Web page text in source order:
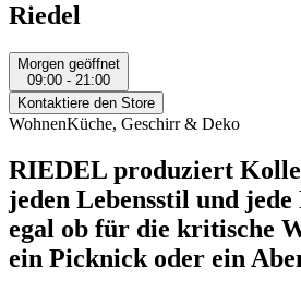
Riedel
Morgen geöffnet
09:00 - 21:00
Kontaktiere den Store
WohnenKüche, Geschirr & Deko
RIEDEL produziert
jeden Lebensstil und jede
egal ob für die kritische
ein Picknick oder ein